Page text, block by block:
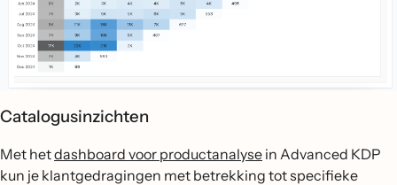
Catalogusinzichten
Met hetdashboard voor productanalyse in Advanced KDP
kun je klantgedragingen met betrekking tot specifieke